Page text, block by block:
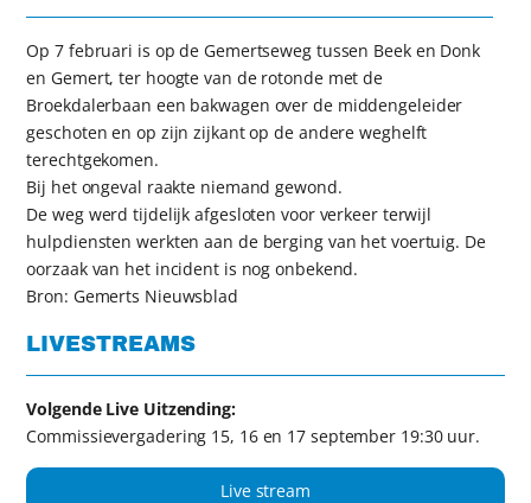
Op 7 februari is op de Gemertseweg tussen Beek en Donk
en Gemert, ter hoogte van de rotonde met de
Broekdalerbaan een bakwagen over de middengeleider
geschoten en op zijn zijkant op de andere weghelft
terechtgekomen.
Bij het ongeval raakte niemand gewond.
De weg werd tijdelijk afgesloten voor verkeer terwijl
hulpdiensten werkten aan de berging van het voertuig. De
oorzaak van het incident is nog onbekend.
Bron: Gemerts Nieuwsblad
LIVESTREAMS
Volgende Live Uitzending:
Commissievergadering 15, 16 en 17 september 19:30 uur.
Live stream